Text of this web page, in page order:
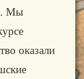
Мы
оказали